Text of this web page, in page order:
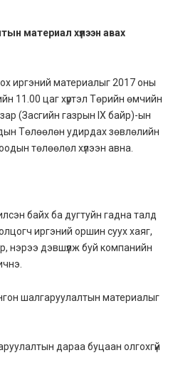
материал хүлээн авах
иргэний материалыг 2017 оны
11.00 цаг хүртэл Төрийн өмчийн
(Засгийн газрын IX байр)-ын
Төлөөлөн удирдах зөвлөлийн
төлөөлөл хүлээн авна.
байх ба дугтуйн гадна талд
иргэний оршин суух хаяг,
нэрээ дэвшүүлж буй компанийн
шалгаруулалтын материалыг
дараа буцаан олгохгүй